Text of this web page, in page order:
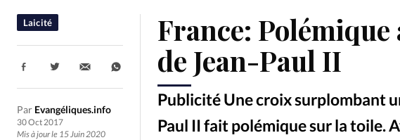
RUBRIQUES
Toute l'actualité Bible
Culture
Economie
Eglises
Liberté religieuse
Mission
Monde
France:
de Jean-Paul II
Publicité Une croix surplombant
Paul II fait polémique sur la toile.
Laicité
Par Evangéliques.info
30 Oct 2017
Mis à jour le 15 Juin 2020
Partager: